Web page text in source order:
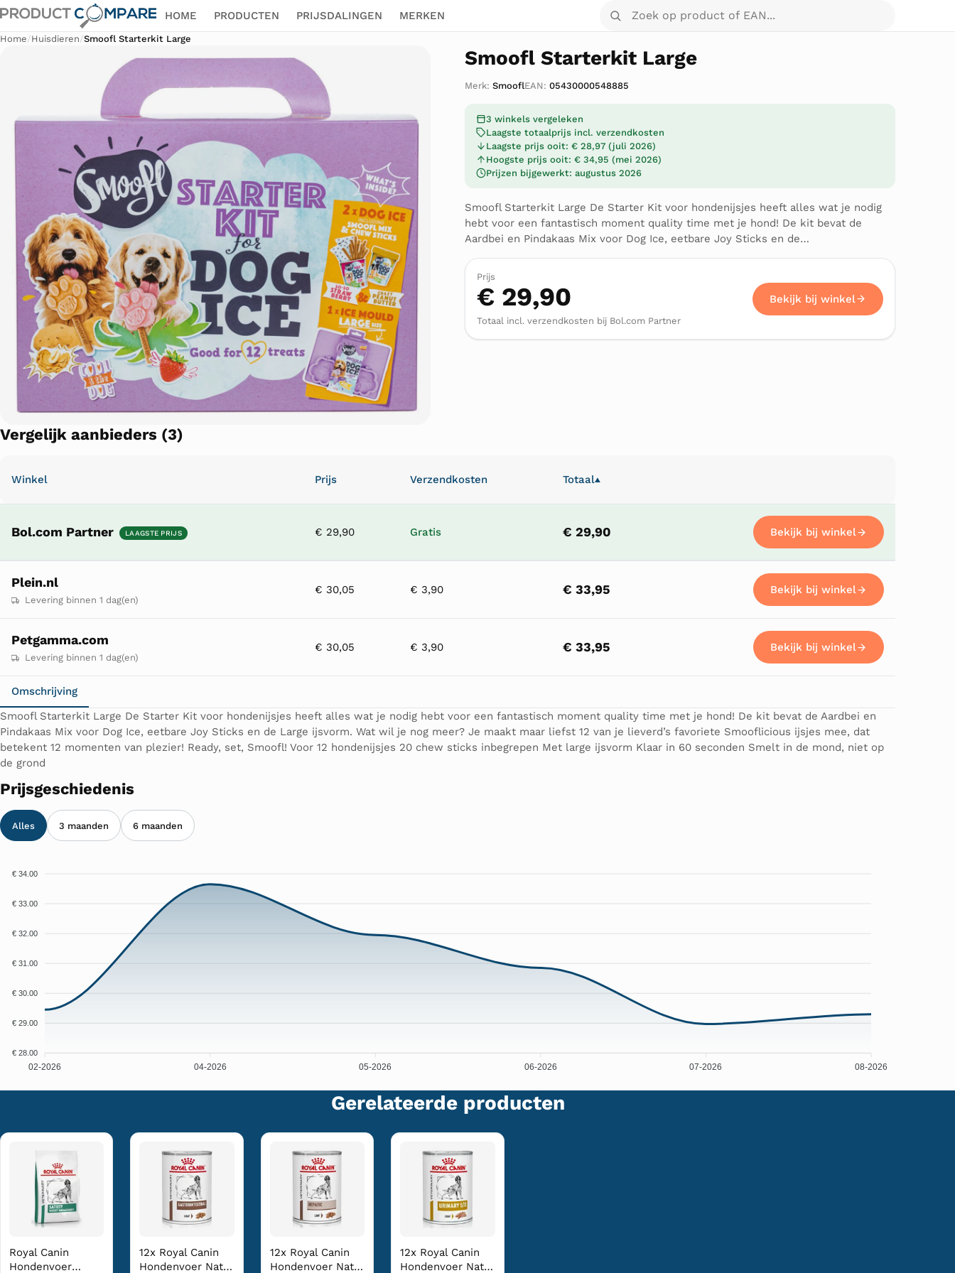
HOME PRODUCTEN PRIJSDALINGEN MERKEN
Zoek op product of EAN...
Home/Huisdieren/Smoofl Starterkit Large
Smoofl Starterkit Large
Merk: SmooflEAN: 05430000548885
3 winkels vergeleken
Laagste totaalprijs incl. verzendkosten
Laagste prijs ooit: € 28,97 (juli 2026)
Hoogste prijs ooit: € 34,95 (mei 2026)
Prijzen bijgewerkt: augustus 2026
Smoofl Starterkit Large De Starter Kit voor hondenijsjes heeft alles wat je nodig
hebt voor een fantastisch moment quality time met je hond! De kit bevat de
Aardbei en Pindakaas Mix voor Dog Ice, eetbare Joy Sticks en de…
Prijs
€ 29,90
Totaal incl. verzendkosten bij Bol.com Partner
Bekijk bij winkel
Vergelijk aanbieders (3)
Winkel Prijs Verzendkosten Totaal▲
Bol.com Partner LAAGSTE PRIJS € 29,90 Gratis € 29,90 Bekijk bij winkel
Plein.nl
Levering binnen 1 dag(en)
€ 30,05 € 3,90 € 33,95 Bekijk bij winkel
Petgamma.com
Levering binnen 1 dag(en)
€ 30,05 € 3,90 € 33,95 Bekijk bij winkel
Omschrijving
Smoofl Starterkit Large De Starter Kit voor hondenijsjes heeft alles wat je nodig hebt voor een fantastisch moment quality time met je hond! De kit bevat de Aardbei en
Pindakaas Mix voor Dog Ice, eetbare Joy Sticks en de Large ijsvorm. Wat wil je nog meer? Je maakt maar liefst 12 van je lieverd’s favoriete Smooflicious ijsjes mee, dat
betekent 12 momenten van plezier! Ready, set, Smoofl! Voor 12 hondenijsjes 20 chew sticks inbegrepen Met large ijsvorm Klaar in 60 seconden Smelt in de mond, niet op
de grond
Prijsgeschiedenis
Alles 3 maanden 6 maanden
€ 34.00
€ 33.00
€ 32.00
€ 31.00
€ 30.00
€ 29.00
€ 28.00
02-2026 04-2026 05-2026 06-2026 07-2026 08-2026
Gerelateerde producten
Royal Canin
Hondenvoer
12x Royal Canin
Hondenvoer Nat
12x Royal Canin
Hondenvoer Nat
12x Royal Canin
Hondenvoer Nat